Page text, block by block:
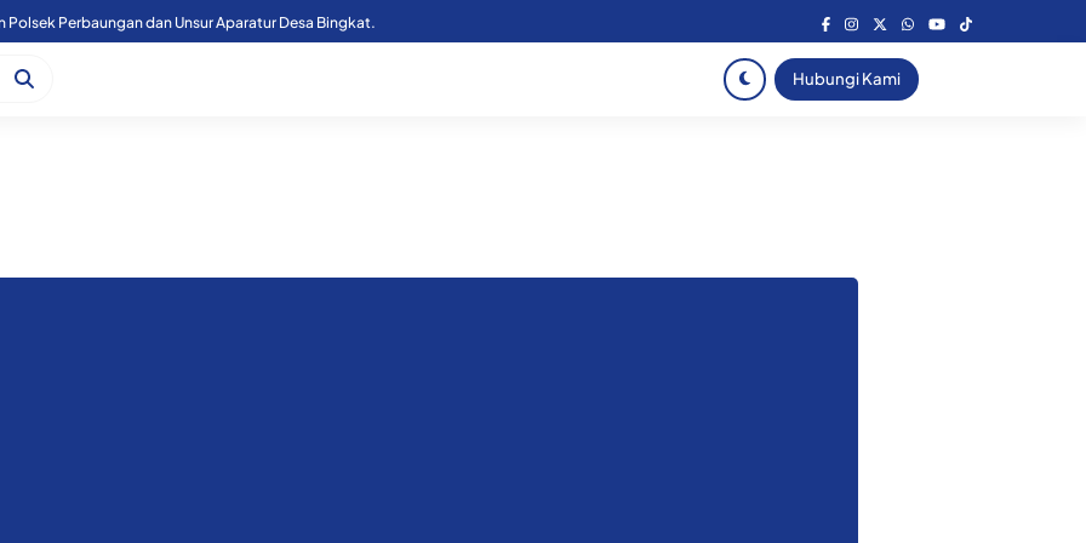
Hubungi Kami